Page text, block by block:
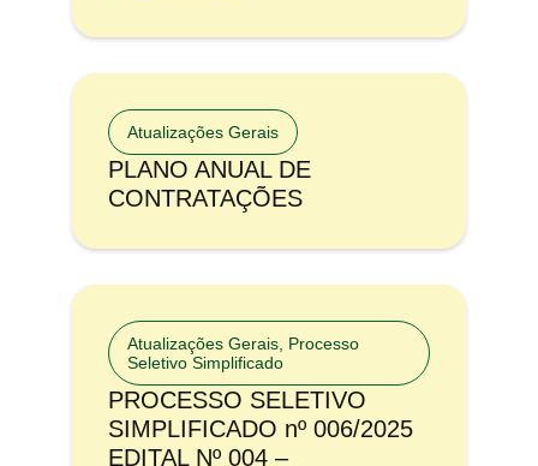
Atualizações Gerais
PLANO ANUAL DE
CONTRATAÇÕES
Atualizações Gerais Processo
Seletivo Simplificado
PROCESSO SELETIVO
SIMPLIFICADO nº 006/2025
EDITAL Nº 004 –